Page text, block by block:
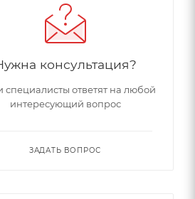
консультация?
ответят на любой
интересующий вопрос
ЗАДАТЬ ВОПРОС